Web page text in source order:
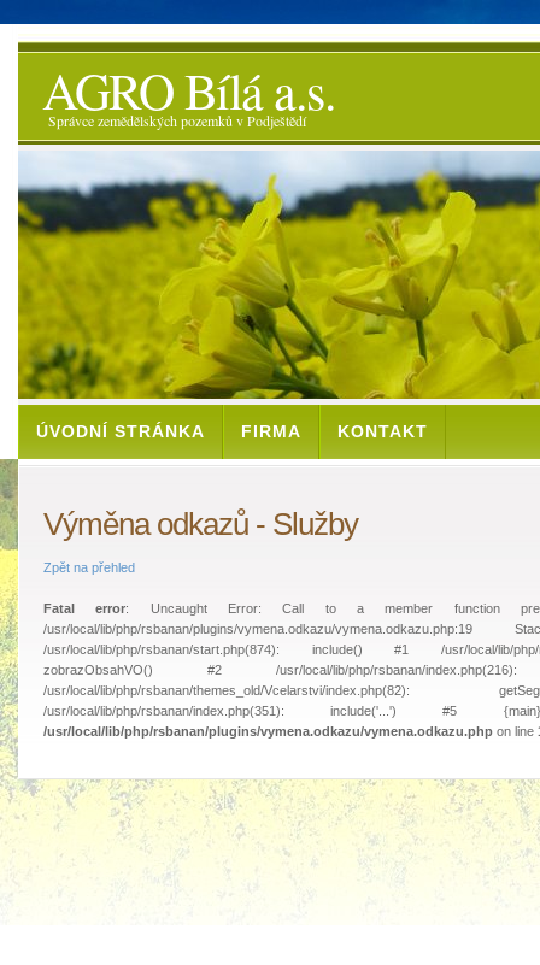
AGRO Bílá a.s.
Správce zemědělských pozemků v Podještědí
ÚVODNÍ STRÁNKA FIRMA KONTAKT
Výměna odkazů - Služby
Zpět na přehled
Fatal error: Uncaught Error: Call to a member function
/usr/local/lib/php/rsbanan/plugins/vymena.odkazu/
/usr/local/lib/php/rsbanan/start.php(874): include() #1 /usr/local/lib/php/
zobrazObsahVO() #2 /usr/local/lib/php/rsbanan/
/usr/local/lib/php/rsbanan/themes_old/Vcelarstvi/
/usr/local/lib/php/rsbanan/index.php(351): include('...')
/usr/local/lib/php/rsbanan/plugins/vymena.odkazu/vymena.odkazu.php on line